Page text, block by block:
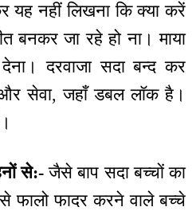
यह नहीं लिखना कि क्या करें
बनकर जा रहे हो ना। माया
दरवाजा सदा बन्द कर
सेवा, जहाँ डबल लॉक है।
से:-जैसे बाप सदा बच्चों का
फालो फादर करने वाले बच्चे